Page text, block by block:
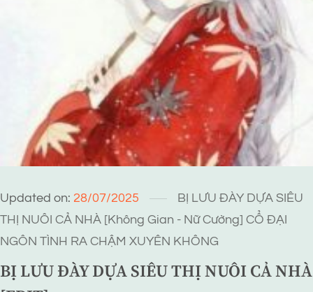
Updated on: 28/07/2025
BỊ LƯU ĐÀY DỰA SIÊU
THỊ NUÔI CẢ NHÀ [Không Gian - Nữ Cường] CỔ ĐẠI
NGÔN TÌNH RA CHẬM XUYÊN KHÔNG
BỊ LƯU ĐÀY DỰA SIÊU THỊ NUÔI CẢ NHÀ